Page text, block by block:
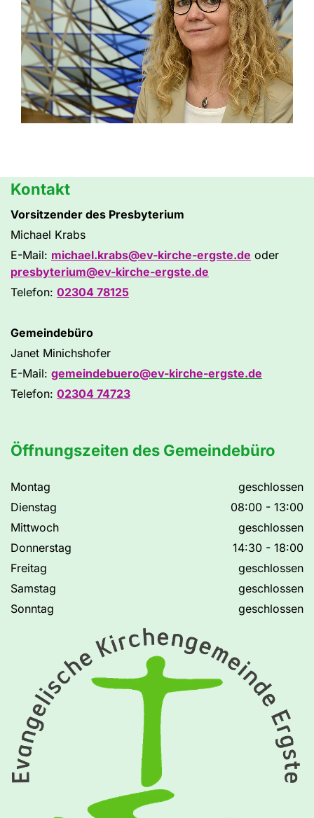
Kontakt
Vorsitzender des Presbyterium
Michael Krabs
E-Mail: michael.krabs@ev-kirche-ergste.de oder
presbyterium@ev-kirche-ergste.de
Telefon: 02304 78125
Gemeindebüro
Janet Minichshofer
E-Mail: gemeindebuero@ev-kirche-ergste.de
Telefon: 02304 74723
Öffnungszeiten des Gemeindebüro
Montag
geschlossen
Dienstag
08:00 - 13:00
Mittwoch
geschlossen
Donnerstag
14:30 - 18:00
Freitag
geschlossen
Samstag
geschlossen
Sonntag
geschlossen